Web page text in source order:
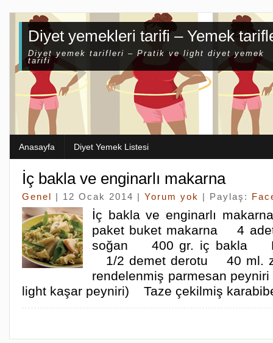
Diyet yemekleri tarifi – Yemek
Diyet yemek tarifleri – Pratik ve light diyet yemek
tarifi
Anasayfa Diyet Yemek Listesi
İç bakla ve enginarlı makarna
Genel | 12 Ocak 2014 | Yorum yok | Paylaş:
İç bakla ve enginarlı
paket buket makarna 4
soğan 400 gr. iç bakla
1/2 demet derotu 40 ml.
rendelenmiş parmesan
light kaşar peyniri) Taze çekilmiş